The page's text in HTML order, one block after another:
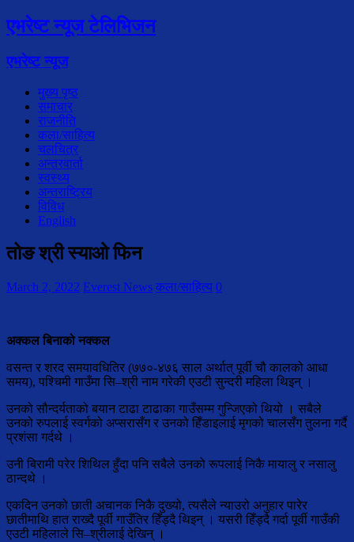
एभरेष्ट न्यूज टेलिभिजन
एभरेष्ट न्यूज
मुख्य पृष्ठ
समाचार
राजनीति
कला/साहित्य
चलचित्र
अन्तरवार्ता
स्वस्थ्य
अन्तराष्ट्रिय
विविध
English
तोङ श्री स्याओ फिन
March 2, 2022 Everest News कला/साहित्य 0
अक्कल बिनाको नक्कल
वसन्त र शरद समयावधितिर (७७०‐४७६ साल अर्थात् पूर्वी चौ कालको आधा
समय), पश्चिमी गाउँमा सि–श्री नाम गरेकी एउटी सुन्दरी महिला थिइन् ।
उनको सौन्दर्यताको बयान टाढा टाढाका गाउँसम्म गुन्जिएको थियो । सबैले
उनको रुपलाई स्वर्गको अप्सरासँग र उनको हिँडाइलाई मृगको चालसँग तुलना गर्दै
प्रशंसा गर्दथे ।
उनी बिरामी परेर शिथिल हुँदा पनि सबैले उनको रूपलाई निकै मायालु र नसालु
ठान्दथे ।
एकदिन उनको छाती अचानक निकै दुख्यो, त्यसैले न्याउरो अनुहार पारेर
छातीमाथि हात राख्दै पूर्वी गाउँतिर हिँड्दै थिइन् । यसरी हिँड्दै गर्दा पूर्वी गाउँकी
एउटी महिलाले सि–श्रीलाई देखिन् ।